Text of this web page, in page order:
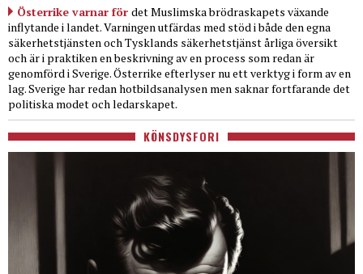
Österrike varnar för det Muslimska brödraskapets växande
inflytande i landet. Varningen utfärdas med stöd i både den egna
säkerhetstjänsten och Tysklands säkerhetstjänst årliga översikt
och är i praktiken en beskrivning av en process som redan är
genomförd i Sverige. Österrike efterlyser nu ett verktyg i form av en
lag. Sverige har redan hotbildsanalysen men saknar fortfarande det
politiska modet och ledarskapet.
KÖNSDYSFORI